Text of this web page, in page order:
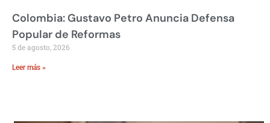
Colombia: Gustavo Petro Anuncia Defensa
Popular de Reformas
5 de agosto, 2026
Leer más »